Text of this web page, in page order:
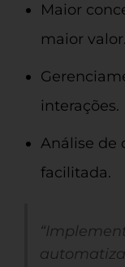
Maior
maior valor.
interações.
Análise de
facilitada.